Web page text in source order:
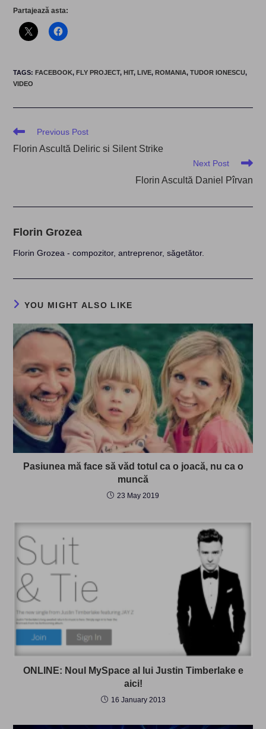
Partajează asta:
TAGS:FACEBOOK, FLY PROJECT, HIT, LIVE, ROMANIA, TUDOR IONESCU,
VIDEO
Read
articles
Previous Post
Florin Ascultă Deliric si Silent Strike
Next Post
Florin Ascultă Daniel Pîrvan
Florin Grozea
Florin Grozea - compozitor, antreprenor, săgetător.
YOU MIGHT ALSO LIKE
Pasiunea mă face să văd totul ca o joacă, nu ca o
muncă
23 May 2019
ONLINE: Noul MySpace al lui Justin Timberlake e
aici!
16 January 2013